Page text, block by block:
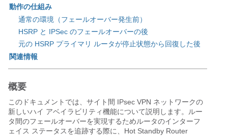
動作の仕組み
通常の環境（フェールオーバー発生前）
HSRP と IPSec のフェールオーバーの後
元の HSRP プライマリ ルータが停止状態から回復した後
関連情報
概要
このドキュメントでは、サイト間 IPsec VPN ネットワークの
新しいハイ アベイラビリティ機能について説明します。ルー
タ間のフェールオーバーを実現するためルータのインターフ
ェイス ステータスを追跡する際に、Hot Standby Router